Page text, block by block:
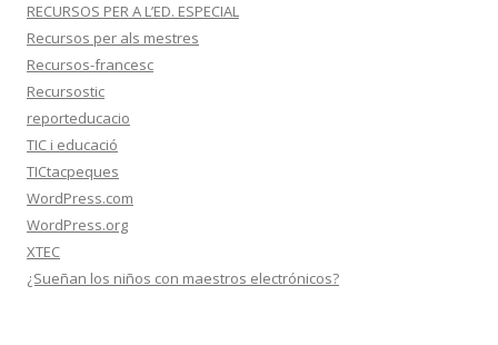
RECURSOS PER A L’ED. ESPECIAL
Recursos per als mestres
Recursos-francesc
Recursostic
reporteducacio
TIC i educació
TICtacpeques
WordPress.com
WordPress.org
XTEC
¿Sueñan los niños con maestros electrónicos?